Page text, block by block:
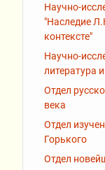
Научно-
"Наследие
контексте"
Научно-
литература
Отдел
века
Отдел
Горького
Отдел